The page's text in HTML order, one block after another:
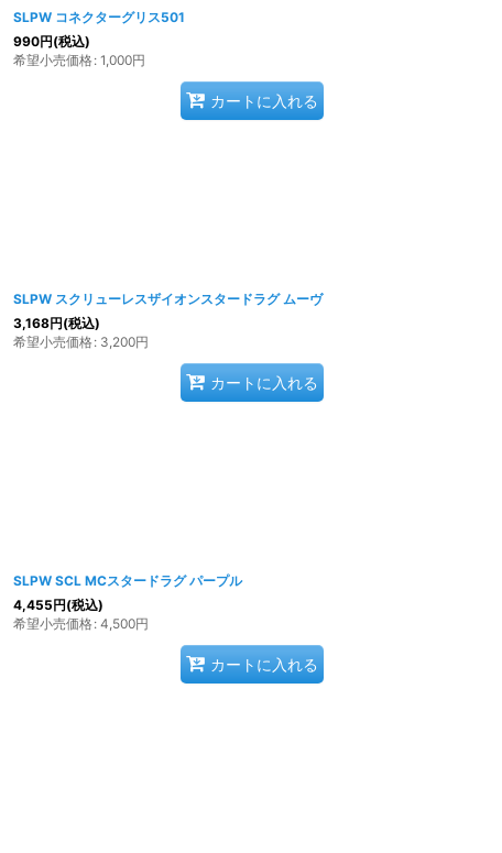
SLPW コネクターグリス501
990円(税込)
希望小売価格: 1,000円
カートに入れる
SLPW スクリューレスザイオンスタードラグ ムーヴ
3,168円(税込)
希望小売価格: 3,200円
カートに入れる
SLPW SCL MCスタードラグ パープル
4,455円(税込)
希望小売価格: 4,500円
カートに入れる